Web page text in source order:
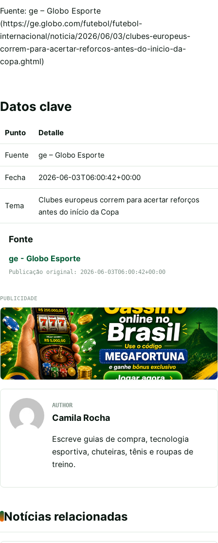
Fuente: ge – Globo Esporte
(https://ge.globo.com/futebol/futebol-
internacional/noticia/2026/06/03/clubes-europeus-
correm-para-acertar-reforcos-antes-do-inicio-da-
copa.ghtml)
Datos clave
Punto Detalle
Fuente ge – Globo Esporte
Fecha 2026-06-03T06:00:42+00:00
Tema
Clubes europeus correm para acertar reforços
antes do início da Copa
Fonte
ge - Globo Esporte
Publicação original: 2026-06-03T06:00:42+00:00
PUBLICIDADE
AUTHOR
Camila Rocha
Escreve guias de compra, tecnologia
esportiva, chuteiras, tênis e roupas de
treino.
Notícias relacionadas